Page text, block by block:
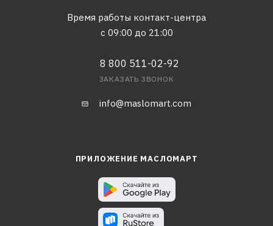
Время работы контакт-центра
с 09:00 до 21:00
8 800 511-02-92
ЗАКАЗАТЬ ЗВОНОК
info@maslomart.com
ПРИЛОЖЕНИЕ МАСЛОМАРТ